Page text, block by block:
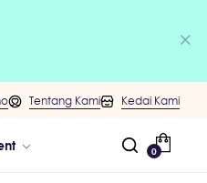
Tentang Kami Kedai Kami
0